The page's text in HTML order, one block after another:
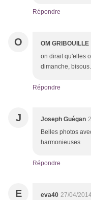
Répondre
O OM GRIBOUILLE
on dirait qu'elles
dimanche,
Répondre
J Joseph Guégan
Belles photos
harmonieuses
Répondre
E eva40 27/04/